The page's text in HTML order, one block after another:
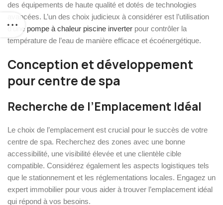
des équipements de haute qualité et dotés de technologies
avancées. L’un des choix judicieux à considérer est l’utilisation
d’une pompe à chaleur piscine inverter pour contrôler la
température de l’eau de manière efficace et écoénergétique.
Conception et développement
pour centre de spa
Recherche de l’Emplacement Idéal
Le choix de l’emplacement est crucial pour le succès de votre
centre de spa. Recherchez des zones avec une bonne
accessibilité, une visibilité élevée et une clientèle cible
compatible. Considérez également les aspects logistiques tels
que le stationnement et les réglementations locales. Engagez un
expert immobilier pour vous aider à trouver l’emplacement idéal
qui répond à vos besoins.